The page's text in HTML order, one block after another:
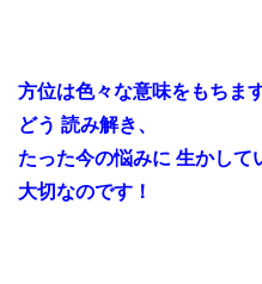
方位は色々な意味をもちま
どう 読み解き、
たった今の悩みに 生かして
大切なのです！